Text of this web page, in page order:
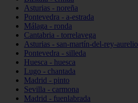
Asturias - noreña
Pontevedra - a-estrada
Málaga - ronda
Cantabria - torrelavega
Asturias - san-martín-del-rey-aurelio
Pontevedra - silleda
Huesca - huesca
Lugo - chantada
Madrid - pinto
Sevilla - carmona
Madrid - fuenlabrada